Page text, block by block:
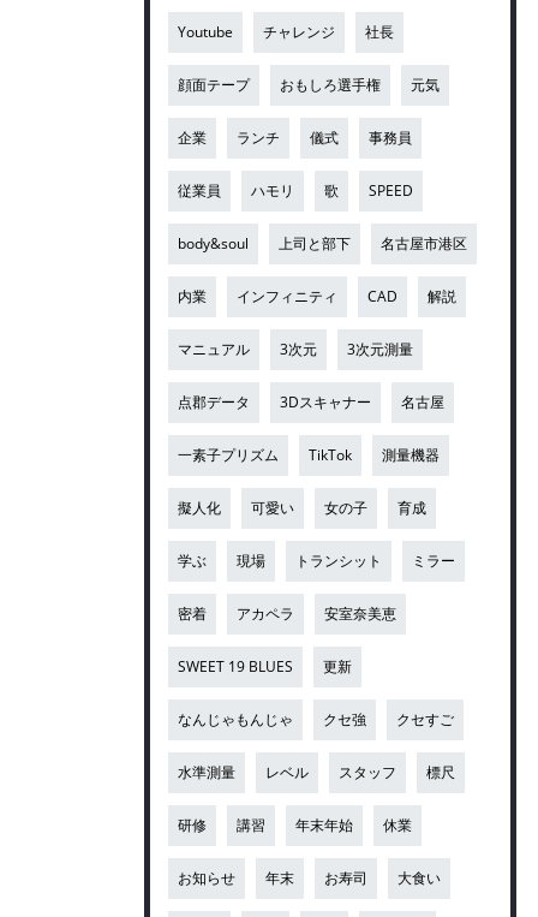
Youtube チャレンジ 社長
顔面テープ おもしろ選手権 元気
企業 ランチ 儀式 事務員
従業員 ハモリ 歌 SPEED
body&soul 上司と部下 名古屋市港区
内業 インフィニティ CAD 解説
マニュアル 3次元 3次元測量
点郡データ 3Dスキャナー 名古屋
一素子プリズム TikTok 測量機器
擬人化 可愛い 女の子 育成
学ぶ 現場 トランシット ミラー
密着 アカペラ 安室奈美恵
SWEET 19 BLUES 更新
なんじゃもんじゃ クセ強 クセすご
水準測量 レベル スタッフ 標尺
研修 講習 年末年始 休業
お知らせ 年末 お寿司 大食い